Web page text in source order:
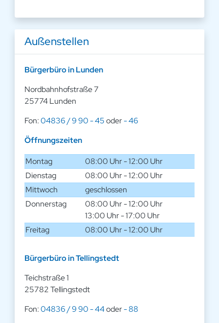
Außenstellen
Bürgerbüro in Lunden
Nordbahnhofstraße 7
25774 Lunden
Fon:04836 / 9 90 - 45oder- 46
Öffnungszeiten
Montag
08:00 Uhr - 12:00 Uhr
Dienstag
08:00 Uhr - 12:00 Uhr
Mittwoch
geschlossen
Donnerstag
08:00 Uhr - 12:00 Uhr
13:00 Uhr - 17:00 Uhr
Freitag
08:00 Uhr - 12:00 Uhr
Bürgerbüro in Tellingstedt
Teichstraße 1
25782 Tellingstedt
Fon:04836 / 9 90 - 44oder- 88